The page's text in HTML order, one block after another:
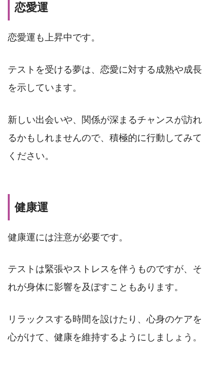
恋愛運
恋愛運も上昇中です。
テストを受ける夢は、恋愛に対する成熟や成長
を示しています。
新しい出会いや、関係が深まるチャンスが訪れ
るかもしれませんので、積極的に行動してみて
ください。
健康運
健康運には注意が必要です。
テストは緊張やストレスを伴うものですが、そ
れが身体に影響を及ぼすこともあります。
リラックスする時間を設けたり、心身のケアを
心がけて、健康を維持するようにしましょう。